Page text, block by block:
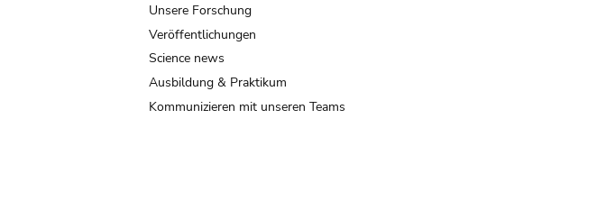
Unsere Forschung
Veröffentlichungen
Science news
Ausbildung & Praktikum
Kommunizieren mit unseren Teams